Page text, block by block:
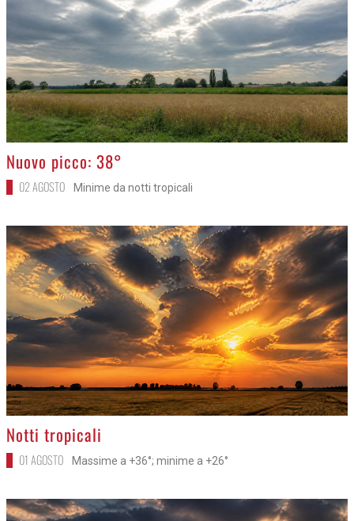
>
Nuovo picco: 38°
02 AGOSTO Minime da notti tropicali
>
Notti tropicali
01 AGOSTO Massime a +36°; minime a +26°